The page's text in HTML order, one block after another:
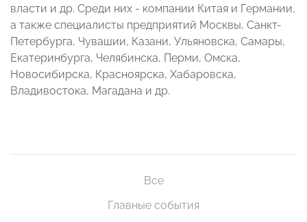
власти и др. Среди них - компании Китая и Германии,
а также специалисты предприятий Москвы, Санкт-
Петербурга, Чувашии, Казани, Ульяновска, Самары,
Екатеринбурга, Челябинска, Перми, Омска,
Новосибирска, Красноярска, Хабаровска,
Владивостока, Магадана и др.
Все
Главные события